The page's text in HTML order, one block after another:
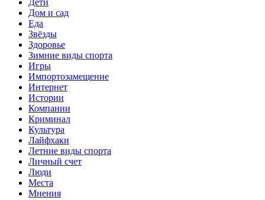
Дом и сад
Еда
Звёзды
Здоровье
Зимние виды спорта
Игры
Импортозамещение
Интернет
Истории
Компании
Криминал
Культура
Лайфхаки
Летние виды спорта
Личный счет
Люди
Места
Мнения